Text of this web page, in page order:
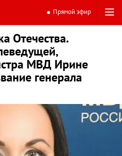
Прямой эфир
Отечества.
МВД Ирине
генерала